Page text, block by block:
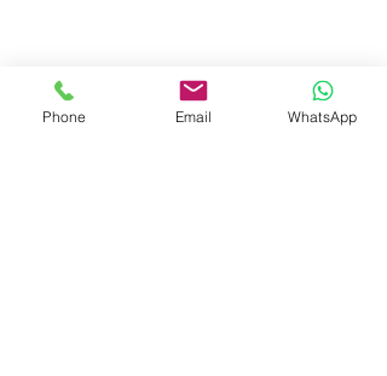
Phone Email WhatsApp